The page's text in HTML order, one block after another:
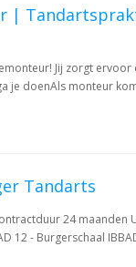
|
Jij zorgt
je doenAls monteur
Tandarts
24 maanden
12 - Burgerschaal